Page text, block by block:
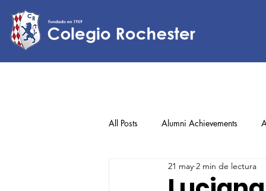
All Posts Alumni Achievements
Lower Elementary Middle School
21 may 2 min de lectura